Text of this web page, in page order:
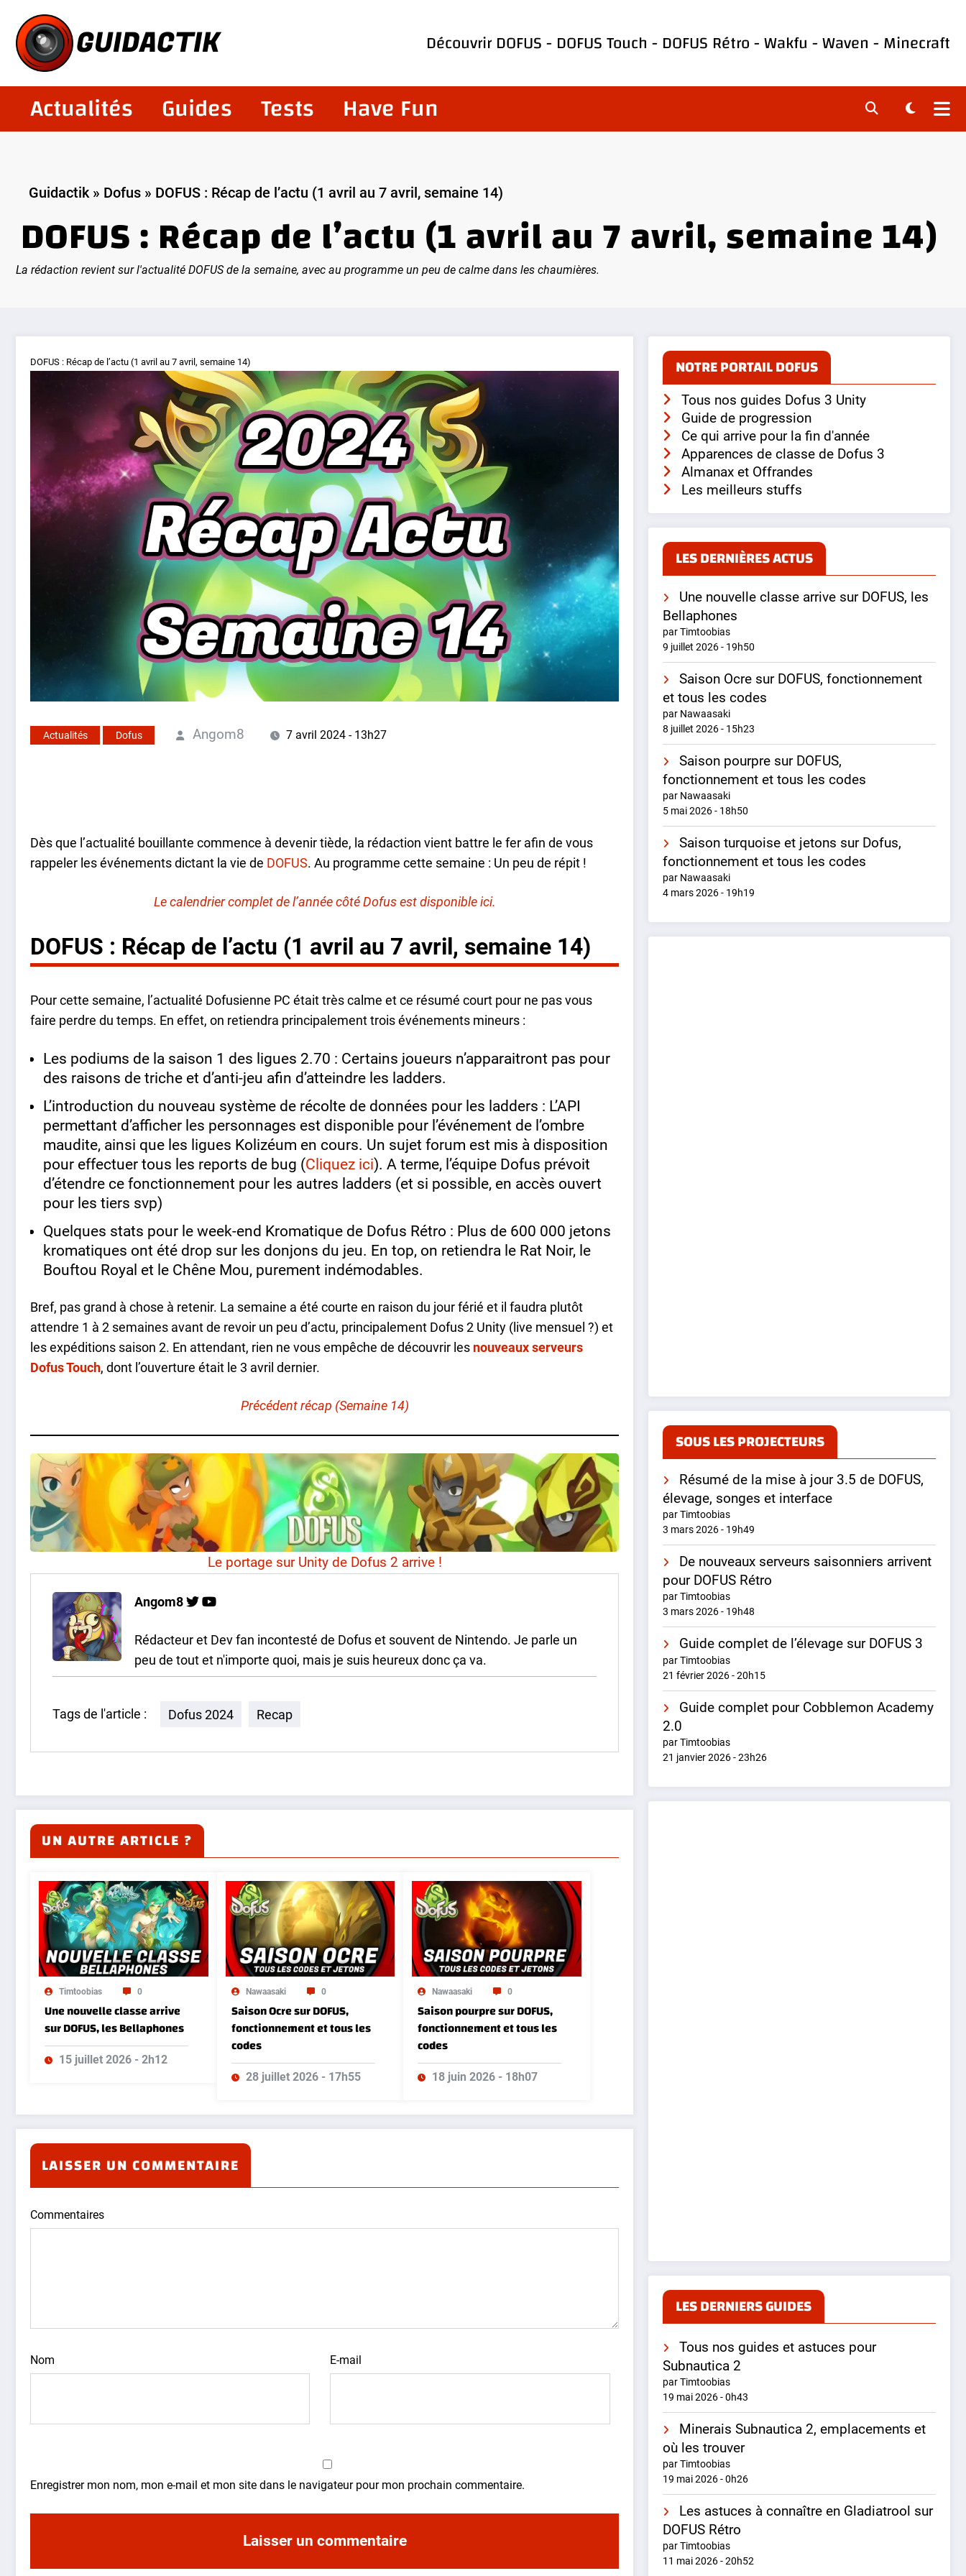
contenu
GUIDACTIK DécouvrirDOFUS-DOFUS Touch-DOFUS Rétro-Wakfu-Waven-Minecraft
Actualités Guides Tests Have Fun
Guidactik» Dofus » DOFUS : Récap de l’actu (1 avril au 7 avril, semaine 14)
DOFUS : Récap de l’actu (1 avril au 7 avril, semaine 14)
La rédaction revient sur l'actualité DOFUS de la semaine, avec au programme un peu de calme dans les chaumières.
DOFUS : Récap de l’actu (1 avril au 7 avril, semaine 14)
Actualités Dofus Angom8 7 avril 2024 - 13h27
Dès que l’actualité bouillante commence à devenir tiède, la rédaction vient battre le fer afin de vous
rappeler les événements dictant la vie de DOFUS. Au programme cette semaine : Un peu de répit !
Le calendrier complet de l’année côté Dofus est disponible ici.
DOFUS : Récap de l’actu (1 avril au 7 avril, semaine 14)
Pour cette semaine, l’actualité Dofusienne PC était très calme et ce résumé court pour ne pas vous
faire perdre du temps. En effet, on retiendra principalement trois événements mineurs :
Les podiums de la saison 1 des ligues 2.70 : Certains joueurs n’apparaitront pas pour
des raisons de triche et d’anti-jeu afin d’atteindre les ladders.
L’introduction du nouveau système de récolte de données pour les ladders : L’API
permettant d’afficher les personnages est disponible pour l’événement de l’ombre
maudite, ainsi que les ligues Kolizéum en cours. Un sujet forum est mis à disposition
pour effectuer tous les reports de bug (Cliquez ici). A terme, l’équipe Dofus prévoit
d’étendre ce fonctionnement pour les autres ladders (et si possible, en accès ouvert
pour les tiers svp)
Quelques stats pour le week-end Kromatique de Dofus Rétro : Plus de 600 000 jetons
kromatiques ont été drop sur les donjons du jeu. En top, on retiendra le Rat Noir, le
Bouftou Royal et le Chêne Mou, purement indémodables.
Bref, pas grand à chose à retenir. La semaine a été courte en raison du jour férié et il faudra plutôt
attendre 1 à 2 semaines avant de revoir un peu d’actu, principalement Dofus 2 Unity (live mensuel ?) et
les expéditions saison 2. En attendant, rien ne vous empêche de découvrir les nouveaux serveurs
Dofus Touch, dont l’ouverture était le 3 avril dernier.
Précédent récap (Semaine 14)
Le portage sur Unity de Dofus 2 arrive !
Angom8
Rédacteur et Dev fan incontesté de Dofus et souvent de Nintendo. Je parle un
peu de tout et n'importe quoi, mais je suis heureux donc ça va.
Tags de l'article : Dofus 2024 Recap
UN AUTRE ARTICLE ?
Timtoobias 0
Une nouvelle classe arrive
sur DOFUS, les Bellaphones
15 juillet 2026 - 2h12
Nawaasaki 0
Saison Ocre sur DOFUS,
fonctionnement et tous les
codes
28 juillet 2026 - 17h55
Nawaasaki 0
Saison pourpre sur DOFUS,
fonctionnement et tous les
codes
18 juin 2026 - 18h07
LAISSER UN COMMENTAIRE
Commentaires
Nom E-mail
Enregistrer mon nom, mon e-mail et mon site dans le navigateur pour mon prochain commentaire.
NOTRE PORTAIL DOFUS
Tous nos guides Dofus 3 Unity
Guide de progression
Ce qui arrive pour la fin d'année
Apparences de classe de Dofus 3
Almanax et Offrandes
Les meilleurs stuffs
LES DERNIÈRES ACTUS
Une nouvelle classe arrive sur DOFUS, les
Bellaphones
par Timtoobias
9 juillet 2026 - 19h50
Saison Ocre sur DOFUS, fonctionnement
et tous les codes
par Nawaasaki
8 juillet 2026 - 15h23
Saison pourpre sur DOFUS,
fonctionnement et tous les codes
par Nawaasaki
5 mai 2026 - 18h50
Saison turquoise et jetons sur Dofus,
fonctionnement et tous les codes
par Nawaasaki
4 mars 2026 - 19h19
SOUS LES PROJECTEURS
Résumé de la mise à jour 3.5 de DOFUS,
élevage, songes et interface
par Timtoobias
3 mars 2026 - 19h49
De nouveaux serveurs saisonniers arrivent
pour DOFUS Rétro
par Timtoobias
3 mars 2026 - 19h48
Guide complet de l’élevage sur DOFUS 3
par Timtoobias
21 février 2026 - 20h15
Guide complet pour Cobblemon Academy
2.0
par Timtoobias
21 janvier 2026 - 23h26
LES DERNIERS GUIDES
Tous nos guides et astuces pour
Subnautica 2
par Timtoobias
19 mai 2026 - 0h43
Minerais Subnautica 2, emplacements et
où les trouver
par Timtoobias
19 mai 2026 - 0h26
Les astuces à connaître en Gladiatrool sur
DOFUS Rétro
par Timtoobias
11 mai 2026 - 20h52